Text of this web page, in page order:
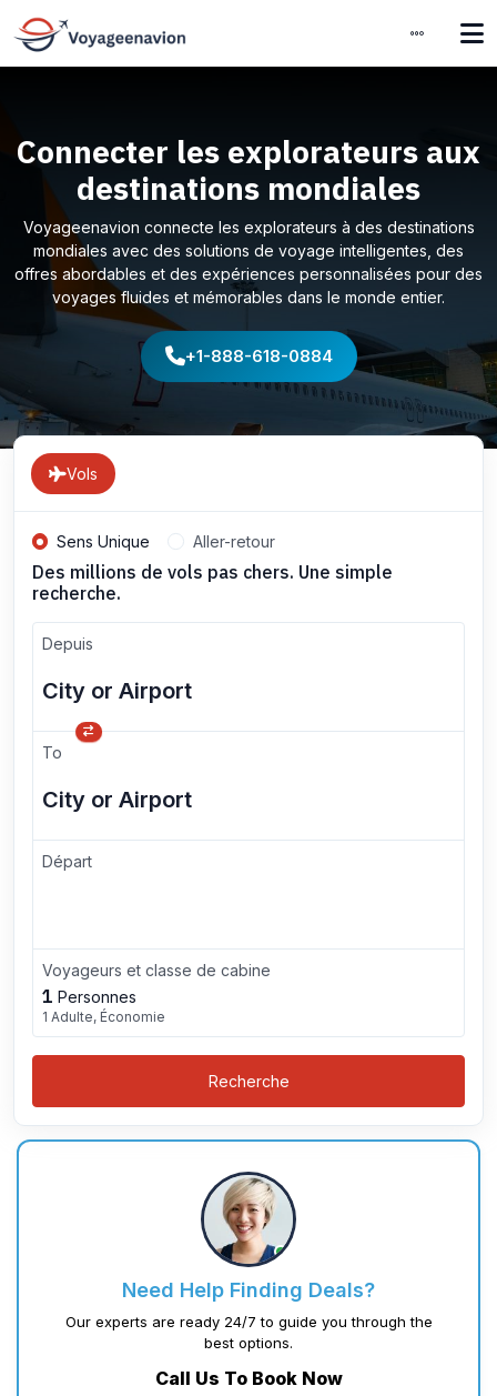
Connecter les explorateurs aux
destinations mondiales
Voyageenavion connecte les explorateurs à des destinations
mondiales avec des solutions de voyage intelligentes, des
offres abordables et des expériences personnalisées pour des
voyages fluides et mémorables dans le monde entier.
+1-888-618-0884
Vols
Sens Unique Aller-retour
Des millions de vols pas chers. Une simple
recherche.
Depuis
To
Départ
Voyageurs et classe de cabine
1 Personnes
1 Adulte, Économie
Recherche
Need Help Finding Deals?
Our experts are ready 24/7 to guide you through the
best options.
Call Us To Book Now